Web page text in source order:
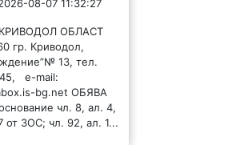
чл. 8, ал. 4,
от ЗОС; чл. 92, ал. 1...
Криводол
под наем имот